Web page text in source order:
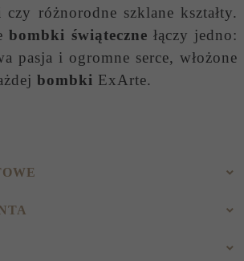
czy różnorodne szklane kształty.
bombki świąteczne łączy jedno:
pasja i ogromne serce, włożone
bombki ExArte.